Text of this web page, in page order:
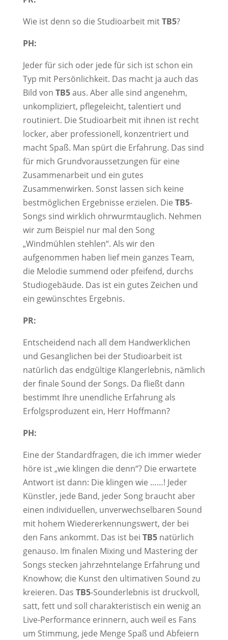
Wie ist denn so die Studioarbeit mitTB5?
PH:
Jeder für sich oder jede für sich ist schon ein
Typ mit Persönlichkeit. Das macht ja auch das
Bild von TB5aus. Aber alle sind angenehm,
unkompliziert, pflegeleicht, talentiert und
routiniert. Die Studioarbeit mit ihnen ist recht
locker, aber professionell, konzentriert und
macht Spaß. Man spürt die Erfahrung. Das sind
für mich Grundvoraussetzungen für eine
Zusammenarbeit und ein gutes
Zusammenwirken. Sonst lassen sich keine
bestmöglichen Ergebnisse erzielen. Die TB5-
Songs sind wirklich ohrwurmtauglich. Nehmen
wir zum Beispiel nur mal den Song
„Windmühlen stehlen“. Als wir den
aufgenommen haben lief mein ganzes Team,
die Melodie summend oder pfeifend, durchs
Studiogebäude. Das ist ein gutes Zeichen und
ein gewünschtes Ergebnis.
PR:
Entscheidend nach all dem Handwerklichen
und Gesanglichen bei der Studioarbeit ist
natürlich das endgültige Klangerlebnis, nämlich
der finale Sound der Songs. Da fließt dann
bestimmt Ihre unendliche Erfahrung als
Erfolgsproduzent ein, Herr Hoffmann?
PH:
Eine der Standardfragen, die ich immer wieder
höre ist „wie klingen die denn“? Die erwartete
Antwort ist dann: Die klingen wie ……! Jeder
Künstler, jede Band, jeder Song braucht aber
einen individuellen, unverwechselbaren Sound
mit hohem Wiedererkennungswert, der bei
den Fans ankommt. Das ist bei TB5natürlich
genauso. Im finalen Mixing und Mastering der
Songs stecken jahrzehntelange Erfahrung und
Knowhow; die Kunst den ultimativen Sound zu
kreieren. Das TB5-Sounderlebnis ist druckvoll,
satt, fett und soll charakteristisch ein wenig an
Live-Performance erinnern, auch weil es Fans
um Stimmung, jede Menge Spaß und Abfeiern